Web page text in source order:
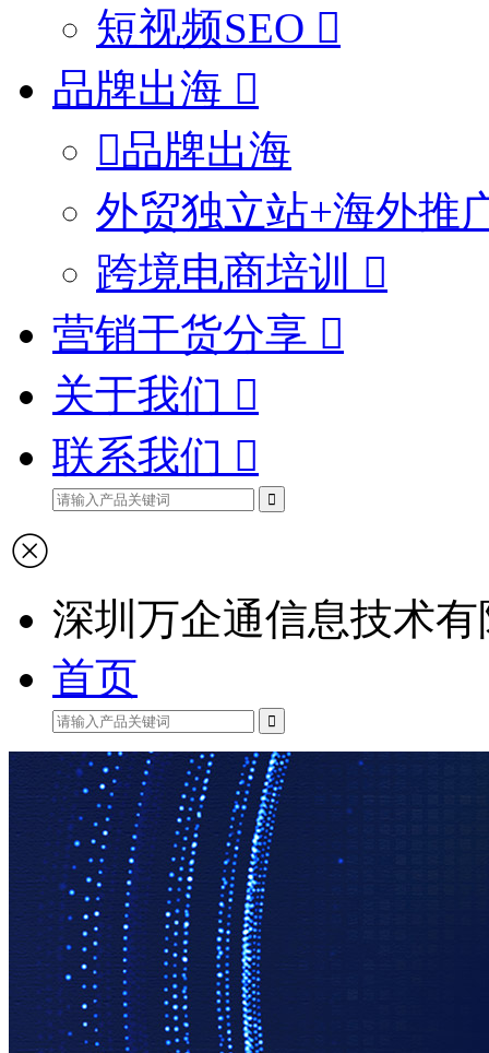
短视频SEO
品牌出海
品牌出海
外贸独立站+海外推
跨境电商培训
营销干货分享
关于我们
联系我们
深圳万企通信息技术
首页